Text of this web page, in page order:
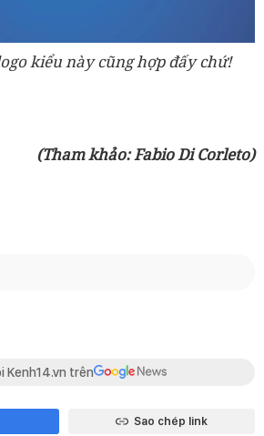
kiểu này cũng hợp đấy chứ!
(Tham khảo: Fabio Di Corleto)
Kenh14.vn trên
Sao chép link